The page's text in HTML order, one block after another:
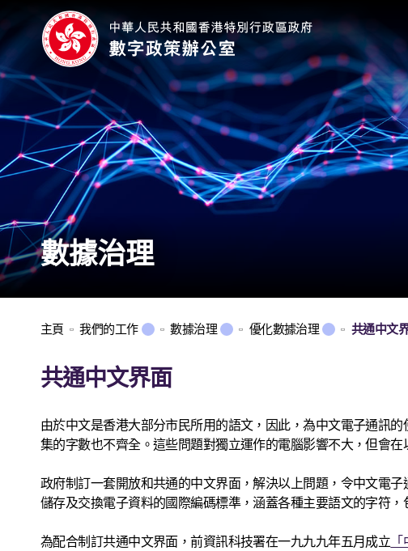
數據治理
主頁 我們的工作 數據治理 優化數據治理 共通中文
共通中文界面
由於中文是香港大部分市民所用的語文，因此，為中文電子通訊
集的字數也不齊全。這些問題對獨立運作的電腦影響不大，但會
政府制訂一套開放和共通的中文界面，解決以上問題，令中文電
儲存及交換電子資料的國際編碼標準，涵蓋各種主要語文的字符
為配合制訂共通中文界面，前資訊科技署在一九九九年五月成立